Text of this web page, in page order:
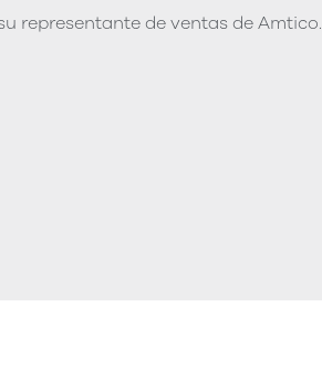
representante de ventas de Amtico.